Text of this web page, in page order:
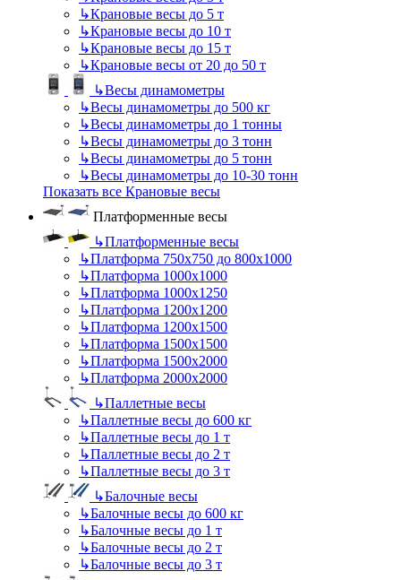
↳Крановые весы до 5 т
↳Крановые весы до 10 т
↳Крановые весы до 15 т
↳Крановые весы от 20 до 50 т
↳Весы динамометры
↳Весы динамометры до 500 кг
↳Весы динамометры до 1 тонны
↳Весы динамометры до 3 тонн
↳Весы динамометры до 5 тонн
↳Весы динамометры до 10-30 тонн
Показать все Крановые весы
Платформенные весы
↳Платформенные весы
↳Платформа 750х750 до 800х1000
↳Платформа 1000х1000
↳Платформа 1000х1250
↳Платформа 1200х1200
↳Платформа 1200х1500
↳Платформа 1500х1500
↳Платформа 1500х2000
↳Платформа 2000х2000
↳Паллетные весы
↳Паллетные весы до 600 кг
↳Паллетные весы до 1 т
↳Паллетные весы до 2 т
↳Паллетные весы до 3 т
↳Балочные весы
↳Балочные весы до 600 кг
↳Балочные весы до 1 т
↳Балочные весы до 2 т
↳Балочные весы до 3 т